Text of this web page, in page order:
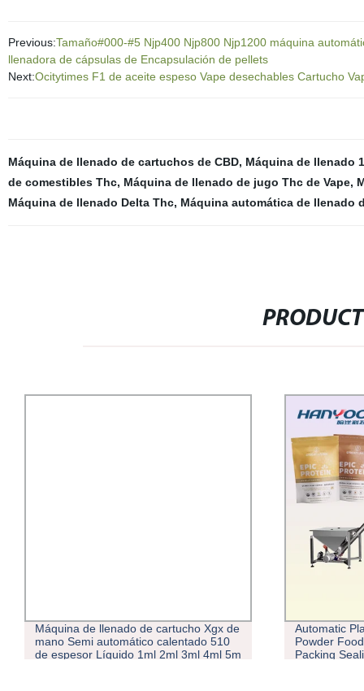
Previous:Tamaño#000-#5 Njp400 Njp800 Njp1200 máquina
llenadora de cápsulas de Encapsulación de pellets
Next:Ocitytimes F1 de aceite espeso Vape desechables Cartucho
Máquina de llenado de cartuchos de CBD, Máquina de llenado
de comestibles Thc, Máquina de llenado de jugo Thc de Vape,
Máquina de llenado Delta Thc, Máquina automática de llenado
Automatic Plastic Bag Pouch Sachet
Powder Food Vacuum Heat Sealer
Packing Sealing and Filling Packaging
Máquina de
cartucho
mayor